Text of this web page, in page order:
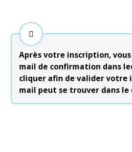
Après votre inscription,
mail de confirmation dans
cliquer afin de valider votre
mail peut se trouver dans le